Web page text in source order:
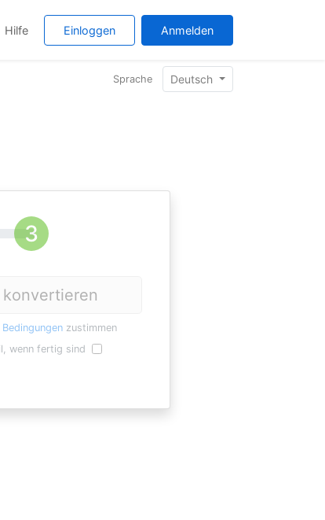
Hilfe Einloggen Anmelden
Sprache Deutsch
Bedingungen zustimmen
wenn fertig sind